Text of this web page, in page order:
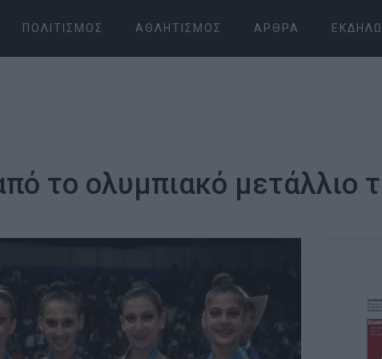
ΠΟΛΙΤΙΣΜΌΣ ΑΘΛΗΤΙΣΜΌΣ ΆΡΘΡΑ
το ολυμπιακό μετάλλιο